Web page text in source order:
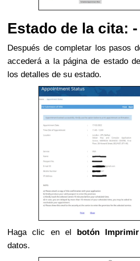
Estado de la cita: -
Después de completar los pasos
accederá a la página de estado
los detalles de su estado.
Haga clic en el botón Imprimir
datos.